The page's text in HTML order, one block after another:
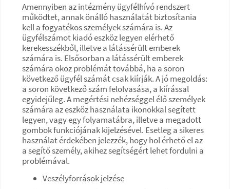
Amennyiben az intézmény ügyfélhívó rendszert
működtet, annak önálló használatát biztosítania
kell a fogyatékos személyek számára is. Az
ügyfélszámot kiadó eszköz legyen elérhető
kerekesszékből, illetve a látássérült emberek
számára is. Elsősorban a látássérült emberek
számára okoz problémát továbbá, ha a soron
következő ügyfél számát csak kiírják. A jó megoldás:
a soron következő szám felolvasása, a kiírással
egyidejűleg. A megértési nehézséggel élő személyek
számára az eszköz használata ikonokkal segített
legyen, vagy egy folyamatábra, illetve a megadott
gombok funkciójának kijelzésével. Esetleg a sikeres
használat érdekében jelezzék, hogy hol érhető el az
a segítő személy, akihez segítségért lehet fordulni a
problémával.
Veszélyforrások jelzése